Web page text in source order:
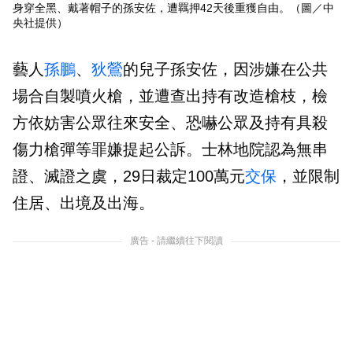
身穿全黑、戴著帽子的孫安佐，遭羈押42天後重獲自由。（圖／中
央社提供）
藝人孫鵬、 狄鶯的兒子孫安佐，因涉嫌在公共
場合自製噴火槍，並遭查出持有改造槍枝，檢
方依妨害公眾往來安全、恐嚇公眾及持有具殺
傷力槍彈等罪嫌提起公訴。士林地院認為無串
證、滅證之虞，29日裁定100萬元交保 ，並限制
住居、出境及出海。
廣告 - 請繼續往下閱讀